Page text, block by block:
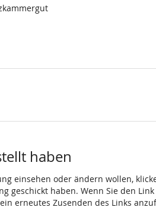
haben
einsehen oder ändern wollen,
geschickt haben. Wenn Sie den
erneutes Zusenden des Links